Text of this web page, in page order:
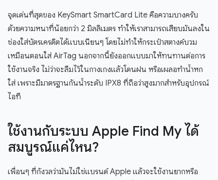
จุดเด่นที่สุดของ KeySmart SmartCard Lite คือความบางครับ
ด้วยความหนาที่น้อยกว่า 2 มิลลิเมตร ทำให้เราสามารถเสียบมันลงใน
ช่องใส่บัตรเครดิตได้แบบเนียนๆ โดยไม่ทำให้กระเป๋าสตางค์บวม
เหมือนตอนใส่ AirTag นอกจากนี้ยังออกแบบมาให้ทนทานต่อการ
ใช้งานจริง ไม่ว่าจะลืมไว้ในกางเกงแล้วโดนฝน หรือเผลอทำน้ำหก
ใส่ เพราะมีมาตรฐานกันน้ำระดับ IPX8 ที่ถือว่าสูงมากสำหรับอุปกรณ์
ไอที
ใช้งานกับระบบ Apple Find My ได้
สมบูรณ์แค่ไหน?
เพื่อนๆ ที่กังวลว่ามันไม่ใช่แบรนด์ Apple แล้วจะใช้งานยากหรือ